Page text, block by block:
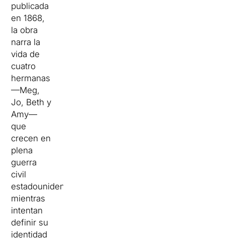
publicada
en 1868,
la obra
narra la
vida de
cuatro
hermanas
—Meg,
Jo, Beth y
Amy—
que
crecen en
plena
guerra
civil
estadounidense
mientras
intentan
definir su
identidad